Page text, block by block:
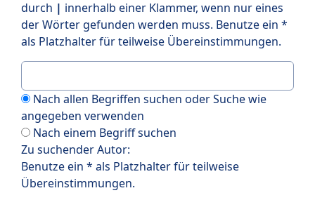
durch | innerhalb einer Klammer, wenn nur eines
der Wörter gefunden werden muss. Benutze ein *
als Platzhalter für teilweise Übereinstimmungen.
Nach allen Begriffen suchen oder Suche wie
angegeben verwenden
Nach einem Begriff suchen
Zu suchender Autor:
Benutze ein * als Platzhalter für teilweise
Übereinstimmungen.